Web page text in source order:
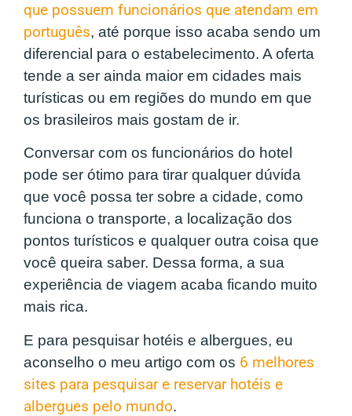
que possuem funcionários que atendam em
português, até porque isso acaba sendo um
diferencial para o estabelecimento. A oferta
tende a ser ainda maior em cidades mais
turísticas ou em regiões do mundo em que
os brasileiros mais gostam de ir.
Conversar com os funcionários do hotel
pode ser ótimo para tirar qualquer dúvida
que você possa ter sobre a cidade, como
funciona o transporte, a localização dos
pontos turísticos e qualquer outra coisa que
você queira saber. Dessa forma, a sua
experiência de viagem acaba ficando muito
mais rica.
E para pesquisar hotéis e albergues, eu
aconselho o meu artigo com os 6 melhores
sites para pesquisar e reservar hotéis e
albergues pelo mundo.